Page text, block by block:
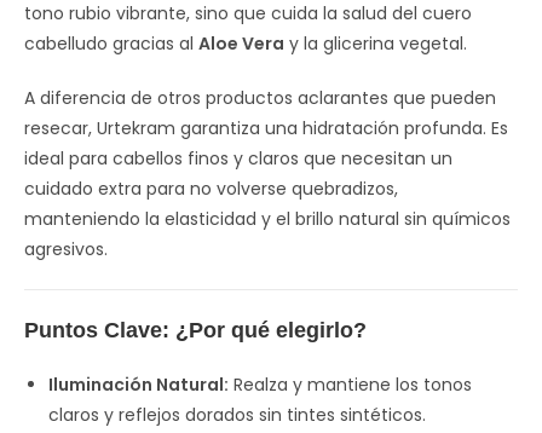
tono rubio vibrante, sino que cuida la salud del cuero
cabelludo gracias al Aloe Vera y la glicerina vegetal.
A diferencia de otros productos aclarantes que pueden
resecar, Urtekram garantiza una hidratación profunda. Es
ideal para cabellos finos y claros que necesitan un
cuidado extra para no volverse quebradizos,
manteniendo la elasticidad y el brillo natural sin químicos
agresivos.
Puntos Clave: ¿Por qué elegirlo?
Iluminación Natural: Realza y mantiene los tonos
claros y reflejos dorados sin tintes sintéticos.